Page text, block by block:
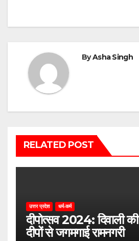
ByAsha Singh
RELATED POST
उत्तर प्रदेश धर्म-कर्म
दीपोत्सव 2024: दिवाली की
दीपों से जगमगाई रामनगरी